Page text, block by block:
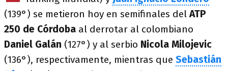
(139°) se metieron hoy en semifinales delATP
250 de Córdoba al derrotar al colombiano
Daniel Galán (127°) y al serbio Nicola Milojevic
(136°), respectivamente, mientras que Sebastián